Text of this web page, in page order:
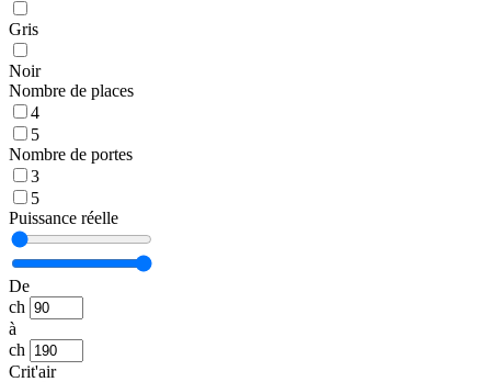
Gris
Noir
Nombre de places
4
5
Nombre de portes
3
5
Puissance réelle
De
ch
à
ch
Crit'air